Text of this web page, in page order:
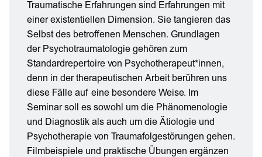
Traumatische Erfahrungen sind Erfahrungen mit
einer existentiellen Dimension. Sie tangieren das
Selbst des betroffenen Menschen. Grundlagen
der Psychotraumatologie gehören zum
Standardrepertoire von Psychotherapeut*innen,
denn in der therapeutischen Arbeit berühren uns
diese Fälle auf eine besondere Weise. Im
Seminar soll es sowohl um die Phänomenologie
und Diagnostik als auch um die Ätiologie und
Psychotherapie von Traumafolgestörungen gehen.
Filmbeispiele und praktische Übungen ergänzen